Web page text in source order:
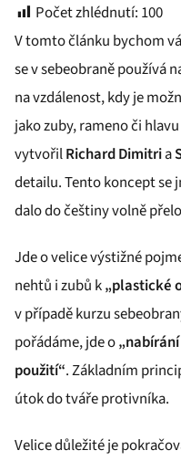
Počet zhlédnutí: 100
V tomto článku bychom
se v sebeobraně používá
na vzdálenost, kdy je
jako zuby, rameno či
vytvořilRichard Dimitria
detailu. Tento koncept se
dalo do češtiny volně
Jde o velice výstižné
nehtů i zubů k„plastické
v případě kurzu
pořádáme, jde o
použití“. Základním
útok do tváře protivníka.
Velice důležité je